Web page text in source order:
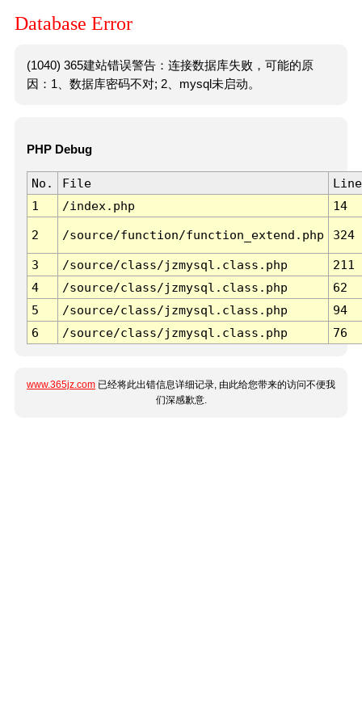
Database Error
(1040) 365建站错误警告：连接数据库失败，可能的原
因：1、数据库密码不对; 2、mysql未启动。
PHP Debug
No. File
Line
1
/index.php 14
2 /source/function/function_extend.php 324
3 /source/class/jzmysql.class.php
211
4
/source/class/jzmysql.class.php
62
5
/source/class/jzmysql.class.php
94
6
/source/class/jzmysql.class.php 76
www.365jz.com 已经将此出错信息详细记录, 由此给您带来的访问不便我
们深感歉意.